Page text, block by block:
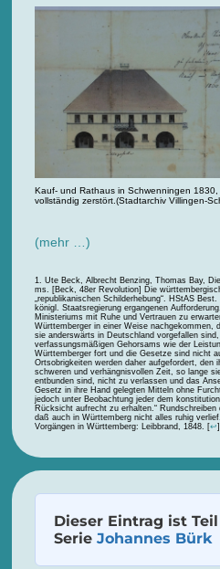
Kauf- und Rathaus in Schwenningen
vollständig zerstört.(Stadtarchiv Villingen-
(mehr …)
Ute Beck, Albrecht Benzing, Thomas Bay,
ms. [Beck, 48er Revolution] Die
„republikanischen Schilderhebung“. HStAS
königl. Staatsregierung ergangenen
Ministeriums mit Ruhe und Vertrauen zu
Württemberger in einer Weise nachgekommen,
sie anderswärts in Deutschland vorgefallen
verfassungsmäßigen Gehorsams wie der
Württemberger fort und die Gesetze sind nicht
Ortsobrigkeiten werden daher aufgefordert, den
schweren und verhängnisvollen Zeit, so lange
entbunden sind, nicht zu verlassen und das
Gesetz in ihre Hand gelegten Mitteln ohne
jedoch unter Beobachtung jeder dem
Rücksicht aufrecht zu erhalten.“
daß auch in Württemberg nicht alles ruhig
Vorgängen in Württemberg: Leibbrand, 1848. [↩]
Dieser Eintrag ist
Serie Johannes Bürk